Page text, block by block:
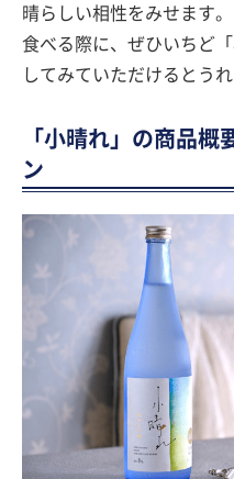
晴らしい相性をみせます
食べる際に、ぜひいちど
してみていただけるとうれ
「小晴れ」の商品概
ン